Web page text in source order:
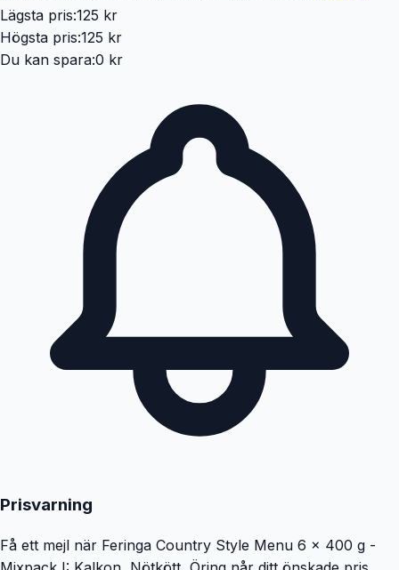
Lägsta pris:125 kr
Högsta pris:125 kr
Du kan spara:0 kr
Prisvarning
Få ett mejl när Feringa Country Style Menu 6 x 400 g -